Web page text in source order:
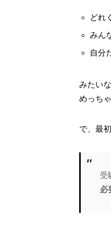
どれ
みん
自分
みたい
めっちゃ
で、最
受
必